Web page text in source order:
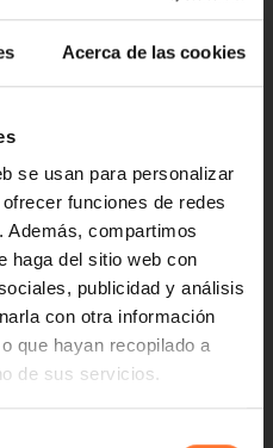
Acerca de las cookies
se usan para personalizar
funciones de redes
Además, compartimos
haga del sitio web con
publicidad y análisis
con otra información
que hayan recopilado a
de sus servicios.